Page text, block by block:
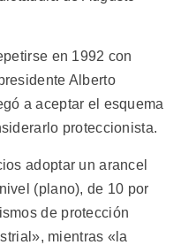
en 1992 con
Alberto
a aceptar el esquema
proteccionista.
adoptar un arancel
(plano), de 10 por
de protección
mientras «la